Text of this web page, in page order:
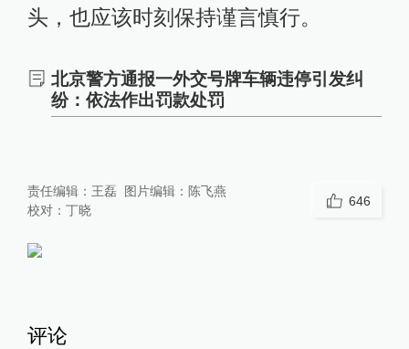
头，也应该时刻保持谨言慎行。
北京警方通报一外交号牌车辆违停引发纠
纷：依法作出罚款处罚
责任编辑： 王磊 图片编辑： 陈飞燕
校对： 丁晓
646
评论